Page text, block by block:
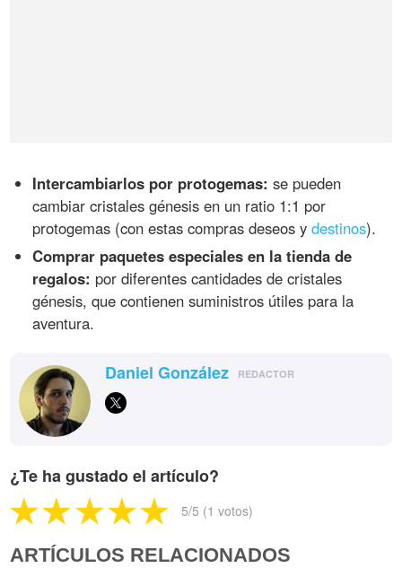
Intercambiarlos por protogemas: se pueden
cambiar cristales génesis en un ratio 1:1 por
protogemas (con estas compras deseos ydestinos).
Comprar paquetes especiales en la tienda de
regalos: por diferentes cantidades de cristales
génesis, que contienen suministros útiles para la
aventura.
Daniel González REDACTOR
¿Te ha gustado el artículo?
5/5 (1 votos)
ARTÍCULOS RELACIONADOS